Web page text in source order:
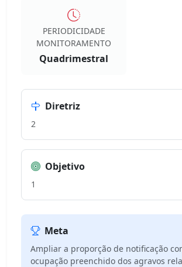
PERIODICIDADE
MONITORAMENTO
Quadrimestral
Diretriz
2
Objetivo
1
Meta
Ampliar a proporção de notificação
ocupação preenchido dos agravos